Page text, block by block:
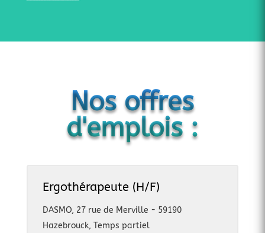
Nos offres
d'emplois :
Ergothérapeute (H/F)
DASMO, 27 rue de Merville - 59190
Hazebrouck, Temps partiel